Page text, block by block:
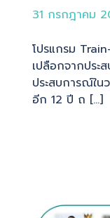
31 กรกฎาคม
โปรแกรม
เปลือกจากประ
ประสบการณ์ใ
อีก 12 ปี ถ […]